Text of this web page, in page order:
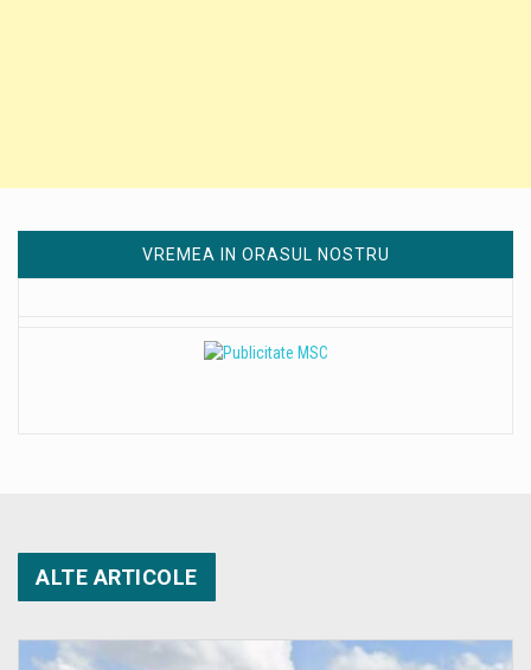
VREMEA IN ORASUL NOSTRU
ALTE ARTICOLE